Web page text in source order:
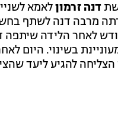
דנה זרמוןלאמא
כחלק מעבודתה מרבה דנה
לאחר הלידה
בשינוי. היום